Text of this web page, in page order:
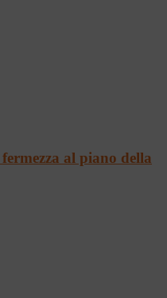
al piano della